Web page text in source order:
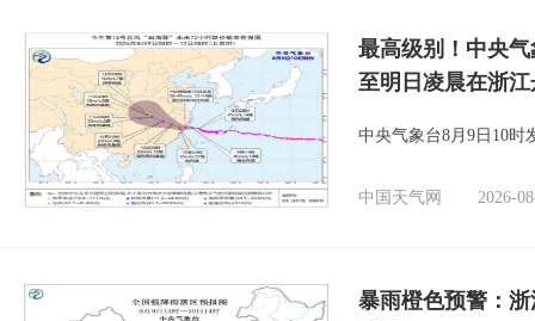
最高级别！中央
至明日凌晨在浙
中央气象台8月9日10时
中国天气网 2026-
暴雨橙色预警：